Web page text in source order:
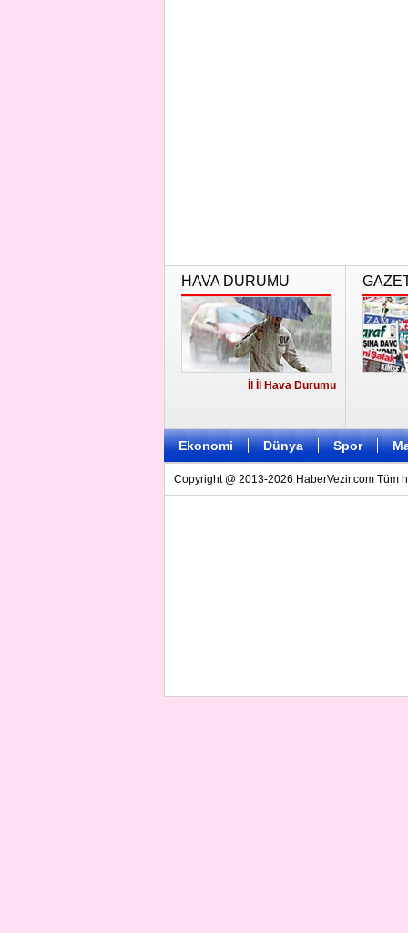
HAVA DURUMU
İl İl Hava Durumu
Ekonomi Dünya Spor
Copyright @ 2013-2026 HaberVezir.com Tüm